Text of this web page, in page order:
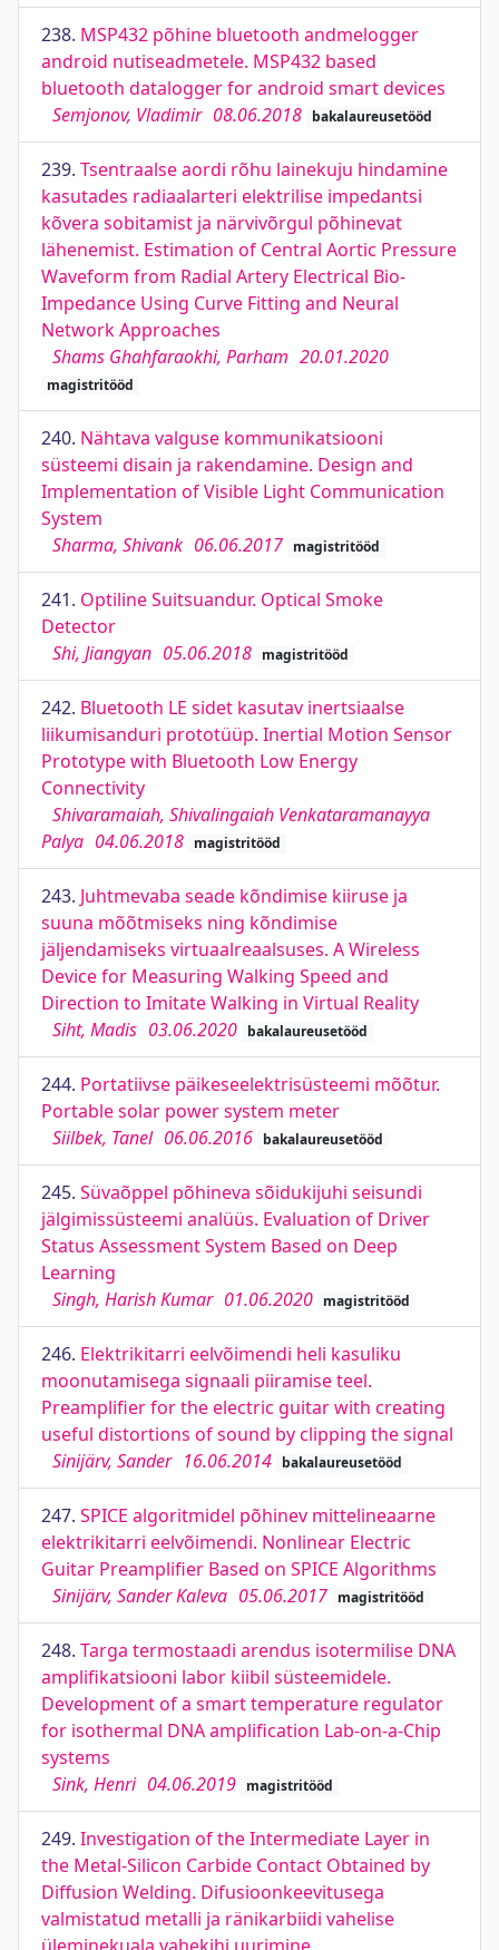
238. MSP432 põhine bluetooth andmelogger
android nutiseadmetele. MSP432 based
bluetooth datalogger for android smart devices
Semjonov, Vladimir 08.06.2018 bakalaureusetööd
239. Tsentraalse aordi rõhu lainekuju hindamine
kasutades radiaalarteri elektrilise impedantsi
kõvera sobitamist ja närvivõrgul põhinevat
lähenemist. Estimation of Central Aortic Pressure
Waveform from Radial Artery Electrical Bio-
Impedance Using Curve Fitting and Neural
Network Approaches
Shams Ghahfaraokhi, Parham 20.01.2020
magistritööd
240. Nähtava valguse kommunikatsiooni
süsteemi disain ja rakendamine. Design and
Implementation of Visible Light Communication
System
Sharma, Shivank 06.06.2017 magistritööd
241. Optiline Suitsuandur. Optical Smoke
Detector
Shi, Jiangyan 05.06.2018 magistritööd
242. Bluetooth LE sidet kasutav inertsiaalse
liikumisanduri prototüüp. Inertial Motion Sensor
Prototype with Bluetooth Low Energy
Connectivity
Shivaramaiah, Shivalingaiah Venkataramanayya
Palya 04.06.2018 magistritööd
243. Juhtmevaba seade kõndimise kiiruse ja
suuna mõõtmiseks ning kõndimise
jäljendamiseks virtuaalreaalsuses. A Wireless
Device for Measuring Walking Speed and
Direction to Imitate Walking in Virtual Reality
Siht, Madis 03.06.2020 bakalaureusetööd
244. Portatiivse päikeseelektrisüsteemi mõõtur.
Portable solar power system meter
Siilbek, Tanel 06.06.2016 bakalaureusetööd
245. Süvaõppel põhineva sõidukijuhi seisundi
jälgimissüsteemi analüüs. Evaluation of Driver
Status Assessment System Based on Deep
Learning
Singh, Harish Kumar 01.06.2020 magistritööd
246. Elektrikitarri eelvõimendi heli kasuliku
moonutamisega signaali piiramise teel.
Preamplifier for the electric guitar with creating
useful distortions of sound by clipping the signal
Sinijärv, Sander 16.06.2014 bakalaureusetööd
247. SPICE algoritmidel põhinev mittelineaarne
elektrikitarri eelvõimendi. Nonlinear Electric
Guitar Preamplifier Based on SPICE Algorithms
Sinijärv, Sander Kaleva 05.06.2017 magistritööd
248. Targa termostaadi arendus isotermilise DNA
amplifikatsiooni labor kiibil süsteemidele.
Development of a smart temperature regulator
for isothermal DNA amplification Lab-on-a-Chip
systems
Sink, Henri 04.06.2019 magistritööd
249. Investigation of the Intermediate Layer in
the Metal-Silicon Carbide Contact Obtained by
Diffusion Welding. Difusioonkeevitusega
valmistatud metalli ja ränikarbiidi vahelise